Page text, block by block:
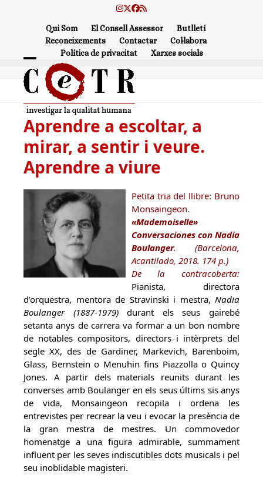
Instagram
Twitter
Facebook
RSS
Qui Som El Consell Assessor
Butlletí
Reconeixements
Contactar
Col·labora
Política de privacitat
Xarxes socials
Open
mobile
menu
Close
mobile
menu
Aprendre a escoltar, a
mirar, a sentir i veure.
Aprendre a viure
Petita tria del llibre: Bruno
Monsaingeon.
«Mademoiselle»
Conversaciones con Nadia
Boulanger. (Barcelona,
Acantilado, 2018. 174 p.)
De la contracoberta:
Pianista, directora
d’orquestra, mentora de Stravinski i mestra, Nadia
Boulanger (1887-1979)durant els seus gairebé
setanta anys de carrera va formar a un bon nombre
de notables compositors, directors i intèrprets del
segle XX, des de Gardiner, Markevich, Barenboim,
Glass, Bernstein o Menuhin fins Piazzolla o Quincy
Jones. A partir dels materials reunits durant les
converses amb Boulanger en els seus últims sis anys
de vida, Monsaingeon recopila i ordena les
entrevistes per recrear la veu i evocar la presència de
la gran mestra de mestres. Un commovedor
homenatge a una figura admirable, summament
influent per les seves indiscutibles dots musicals i pel
seu inoblidable magisteri.